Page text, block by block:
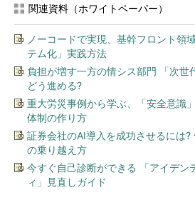
関連資料（ホワイトペーパー）
ノーコードで実現、基幹フロント領
テム化」実践方法
負担が増す一方の情シス部門 「次世
どう進める?
重大労災事例から学ぶ、「安全意識
体制の作り方
証券会社のAI導入を成功させるには
の乗り越え方
今すぐ自己診断ができる 「アイデン
ィ」見直しガイド